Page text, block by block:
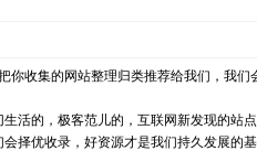
收集的网站整理归类推荐给我们，我们
活的，极客范儿的，互联网新发现的站点
择优收录，好资源才是我们持久发展的基